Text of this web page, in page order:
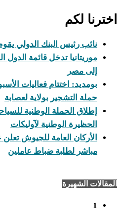
اخترنا لكم
نائب رئيس البنك الدولي
موريتانيا تدخل قائمة الدول
إلى مصر
بومديد: اختتام فعاليات
حملة التشجير بولاية لعصابة
الحظيرة الوطنية لآوليكات
الأركان العامة للجيوش
مباشر لطلبة ضباط عاملين
المقالات الشهيرة
1